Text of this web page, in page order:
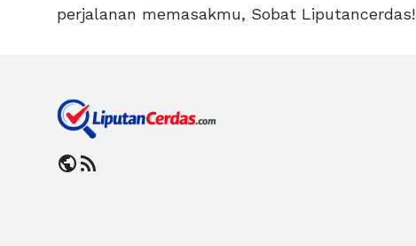
perjalanan memasakmu, Sobat Liputancerdas!
publicrss_feed